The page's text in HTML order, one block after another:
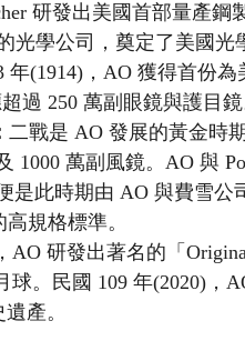
研發出美國首部量產鋼
光學公司，奠定了美國光
年(1914)，AO 獲得首份
過 250 萬副眼鏡與護目鏡
二戰是 AO 發展的黃金時
1000 萬副風鏡。AO 與
是此時期由 AO 與費雪公
規格標準。
AO 研發出著名的「
。民國 109 年(2020)，
產。